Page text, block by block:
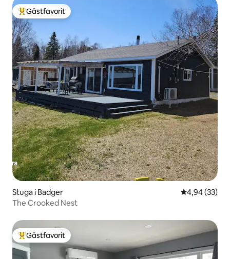
Populär gästfavorit
Gästfavorit
Stuga i Badger 4,94 av 5 i
4,94 (33)
The Crooked Nest
Populär gästfavorit
Gästfavorit